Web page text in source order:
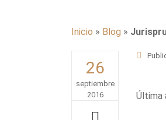
Inicio » Blog »
26
septiembre
2016
Última